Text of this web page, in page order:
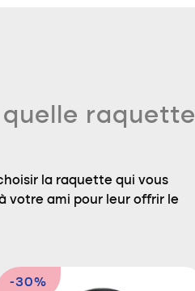
quelle raquette
la raquette qui vous
votre ami pour leur offrir le
-30%